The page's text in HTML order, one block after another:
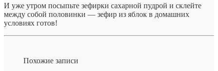
И уже утром посыпьте зефирки сахарной пудрой и склейте
между собой половинки — зефир из яблок в домашних
условиях готов!
Похожие записи